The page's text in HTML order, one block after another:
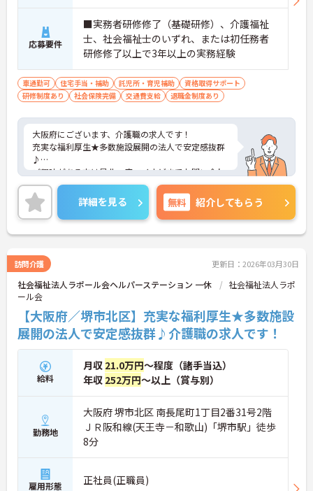
応募要件
■実務者研修修了（基礎研修）、介護福祉
士、社会福祉士のいずれ、または初任務者
研修修了以上で3年以上の実務経験
車通勤可 住宅手当・補助 託児所・育児補助
資格取得サポート
研修制度あり
社会保険完備 交通費支給 退職金制度あり
大阪府にございます、介護職の求人です！
充実な福利厚生★多数施設展開の法人で安定感抜群
♪
ご興味がある方は是非一度マイナビまでお問い合わ
せください。さらに詳細などお伝えします！
詳細を見る 無料 紹介してもらう
訪問介護 更新日：2026年03月30日
社会福祉法人ラポール会ヘルパーステーション 一休
社会福祉法人ラポ
ール会
【大阪府／堺市北区】充実な福利厚生★多数施設
展開の法人で安定感抜群♪介護職の求人です！
給料
月収 21.0万円～程度（諸手当込）
年収 252万円～以上（賞与別）
勤務地
大阪府 堺市北区 南長尾町1丁目2番31号2階
ＪＲ阪和線(天王寺－和歌山)「堺市駅」徒歩
8分
雇用形態 正社員(正職員)